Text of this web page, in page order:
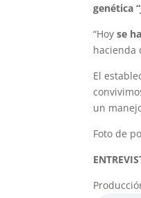
genética
“Hoyse
hacienda
El
un
Foto de